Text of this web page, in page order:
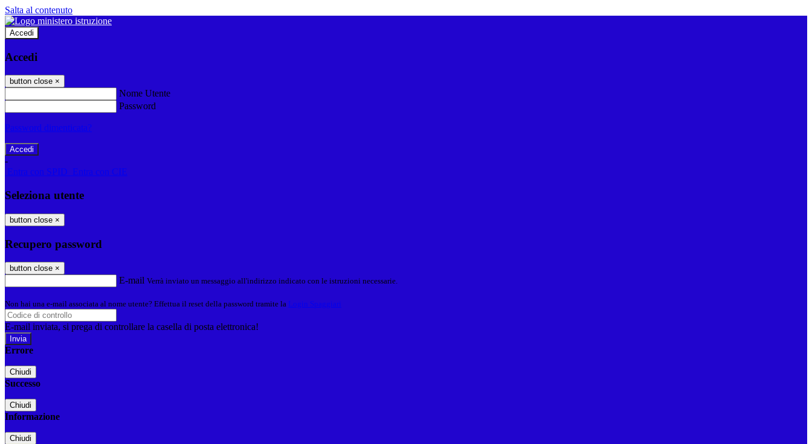
Salta al contenuto
Accedi
Accedi
button close ×
Nome Utente
Password
Password dimenticata?
-
Entra con SPID
Entra con CIE
Seleziona utente
button close ×
Recupero password
button close ×
E-mail Verrà inviato un messaggio all'indirizzo indicato con le istruzioni necessarie.
Non hai una e-mail associata al nome utente? Effettua il reset della password tramite la Login Spaggiari
E-mail inviata, si prega di controllare la casella di posta elettronica!
Errore
Chiudi
Successo
Chiudi
Informazione
Chiudi